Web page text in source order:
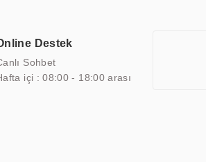
ERPA Teknoloji, uluslararası
ve tecrübe ile birleştiren ERPA
Destek
Sohbet
içi : 08:00 - 18:00 arası